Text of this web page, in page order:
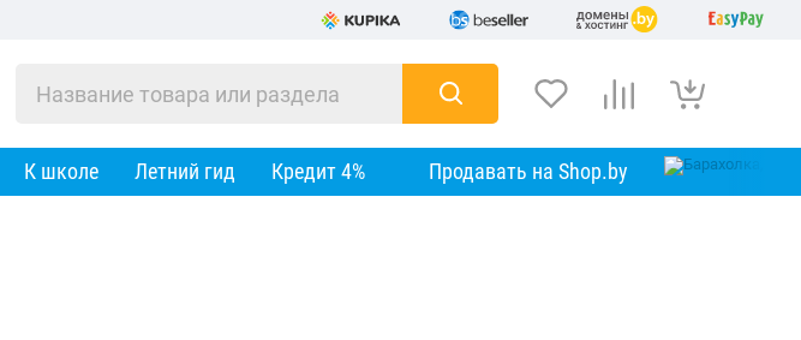
К школе Летний гид Кредит 4% Продавать на Shop.by